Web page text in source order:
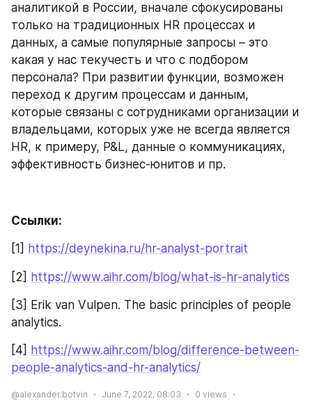
аналитикой в России, вначале сфокусированы
только на традиционных HR процессах и
данных, а самые популярные запросы – это
какая у нас текучесть и что с подбором
персонала? При развитии функции, возможен
переход к другим процессам и данным,
которые связаны с сотрудниками организации и
владельцами, которых уже не всегда является
HR, к примеру, P&L, данные о коммуникациях,
эффективность бизнес-юнитов и пр.
Ссылки:
[1] https://deynekina.ru/hr-analyst-portrait
[2] https://www.aihr.com/blog/what-is-hr-analytics
[3] Erik van Vulpen. The basic principles of people
analytics.
[4]
https://www.aihr.com/blog/difference-between-
people-analytics-and-hr-analytics/
@alexander.botvin June 7, 2022, 08:03 0 views